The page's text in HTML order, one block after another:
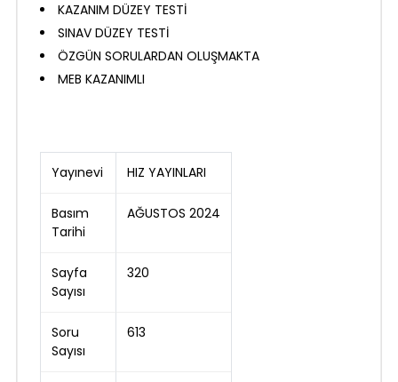
KAZANIM DÜZEY TESTİ
SINAV DÜZEY TESTİ
ÖZGÜN SORULARDAN OLUŞMAKTA
MEB KAZANIMLI
Yayınevi HIZ YAYINLARI
Basım
Tarihi
AĞUSTOS 2024
Sayfa
Sayısı
320
Soru
Sayısı
613